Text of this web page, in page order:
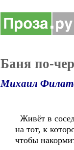
Баня по-
Михаил
Живёт в
на тот, к
чтобы